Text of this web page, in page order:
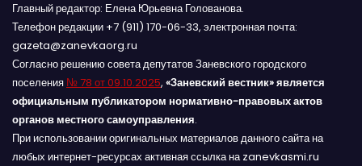
Главный редактор: Елена Юрьевна Голованова.
Телефон редакции +7 (911) 170-06-33, электронная почта:
gazeta@zanevkaorg.ru
Согласно решению совета депутатов Заневского городского
поселения № 78 от 09.10.2025, «Заневский вестник» является
официальным публикатором нормативно-правовых актов
органов местного самоуправления.
При использовании оригинальных материалов данного сайта на
любых интернет-ресурсах активная ссылка на zanevkasmi.ru